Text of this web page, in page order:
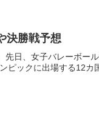
決勝戦予想
日、女子バレーボー
ピックに出場する12カ